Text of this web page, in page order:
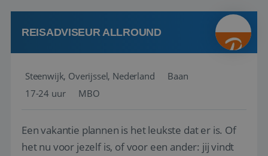
kwaliteitsbewaking van alles wat met IATA te m...
REISADVISEUR ALLROUND
Steenwijk, Overijssel, Nederland
Baan
17-24 uur
MBO
Een vakantie plannen is het leukste dat er is. Of
het nu voor jezelf is, of voor een ander: jij vindt